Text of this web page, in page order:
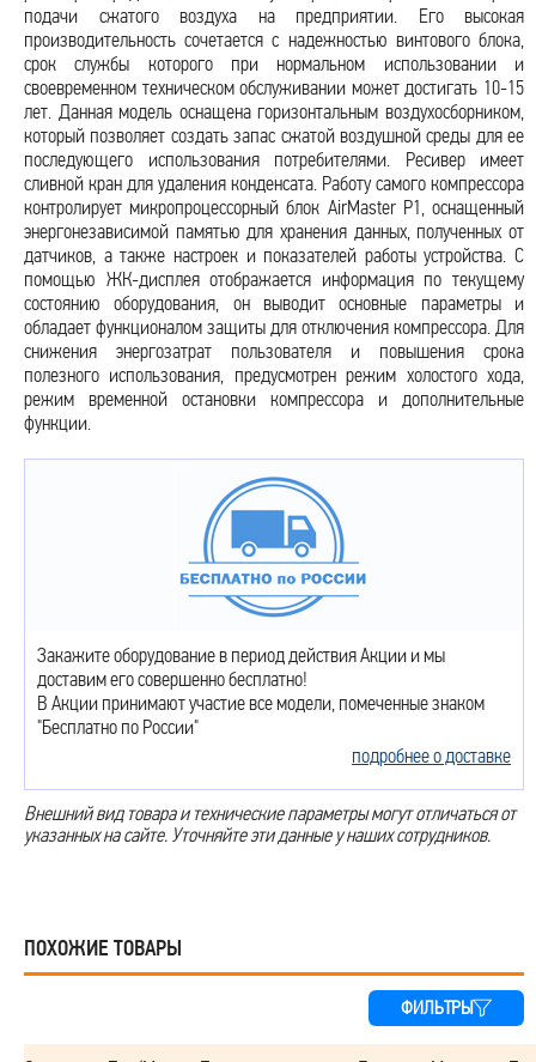
подачи сжатого воздуха на предприятии. Его высокая
производительность сочетается с надежностью винтового блока,
срок службы которого при нормальном использовании и
своевременном техническом обслуживании может достигать 10-15
лет. Данная модель оснащена горизонтальным воздухосборником,
который позволяет создать запас сжатой воздушной среды для ее
последующего использования потребителями. Ресивер имеет
сливной кран для удаления конденсата. Работу самого компрессора
контролирует микропроцессорный блок AirMaster P1, оснащенный
энергонезависимой памятью для хранения данных, полученных от
датчиков, а также настроек и показателей работы устройства. С
помощью ЖК-дисплея отображается информация по текущему
состоянию оборудования, он выводит основные параметры и
обладает функционалом защиты для отключения компрессора. Для
снижения энергозатрат пользователя и повышения срока
полезного использования, предусмотрен режим холостого хода,
режим временной остановки компрессора и дополнительные
функции.
Закажите оборудование в период действия Акции и мы
доставим его совершенно бесплатно!
В Акции принимают участие все модели, помеченные знаком
"Бесплатно по России"
подробнее о доставке
Внешний вид товара и технические параметры могут отличаться от
указанных на сайте. Уточняйте эти данные у наших сотрудников.
ПОХОЖИЕ ТОВАРЫ
ФИЛЬТРЫ